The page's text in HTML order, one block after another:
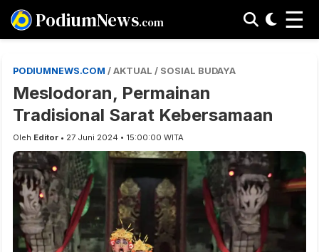
PodiumNews.com ☰
PODIUMNEWS.COM / AKTUAL / SOSIAL BUDAYA
Meslodoran, Permainan
Tradisional Sarat Kebersamaan
Oleh Editor • 27 Juni 2024 • 15:00:00 WITA